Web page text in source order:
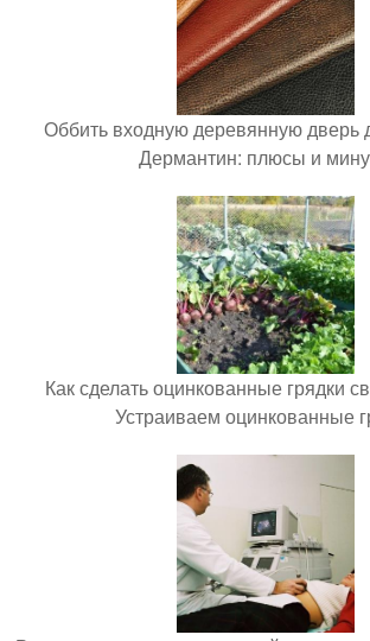
Оббить входную деревянную дверь
Дермантин: плюсы и
Как сделать оцинкованные грядки
Устраиваем оцинкованные